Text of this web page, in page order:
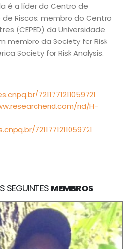
é a líder do Centro de
Riscos; membro do Centro
(CEPED) da Universidade
membro da Society for Risk
Society for Risk Analysis.
7211771211059721
rid/H-
7211771211059721
SEGUINTES MEMBROS
de Soluções Baseadas na
Universidade de São
513 - Butantã, São Paulo - SP,